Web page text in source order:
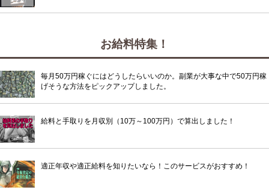
お給料特集！
毎月50万円稼ぐにはどうしたらいいのか。副業が大事な中で50万円稼
げそうな方法をピックアップしました。
給料と手取りを月収別（10万～100万円）で算出しました！
適正年収や適正給料を知りたいなら！このサービスがおすすめ！